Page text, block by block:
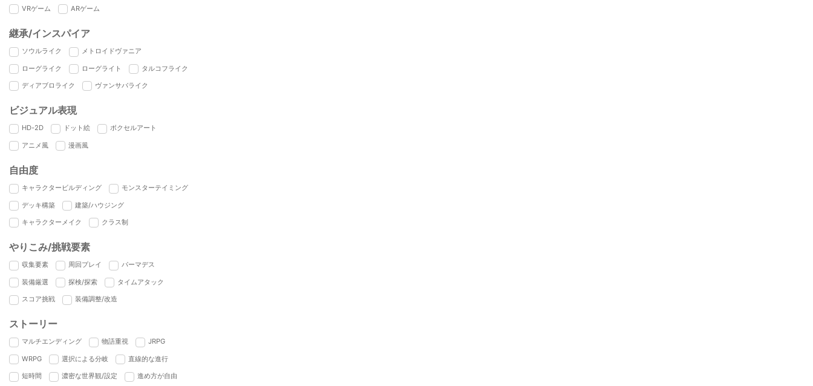
VRゲーム ARゲーム
継承/インスパイア
ソウルライク メトロイドヴァニア
ローグライク ローグライト タルコフライク
ディアブロライク ヴァンサバライク
ビジュアル表現
HD-2D ドット絵 ボクセルアート
アニメ風 漫画風
自由度
キャラクタービルディング モンスターテイミング
デッキ構築 建築/ハウジング
キャラクターメイク クラス制
やりこみ/挑戦要素
収集要素 周回プレイ パーマデス
装備厳選 探検/探索 タイムアタック
スコア挑戦 装備調整/改造
ストーリー
マルチエンディング 物語重視 JRPG
WRPG 選択による分岐 直線的な進行
短時間 濃密な世界観/設定 進め方が自由